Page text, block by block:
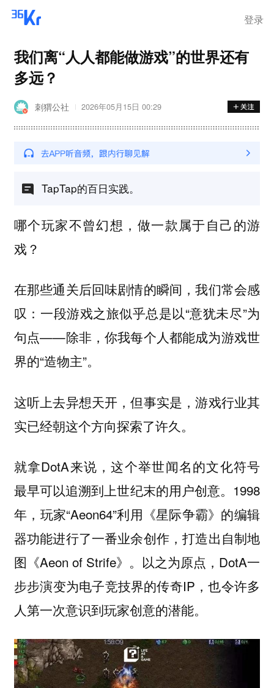
登录
我们离“人人都能做游戏”的世界还有
多远？
刺猬公社 2026年05月15日 00:29
TapTap的百日实践。
哪个玩家不曾幻想，做一款属于自己的游
戏？
在那些通关后回味剧情的瞬间，我们常会感
叹：一段游戏之旅似乎总是以“意犹未尽”为
句点——除非，你我每个人都能成为游戏世
界的“造物主”。
这听上去异想天开，但事实是，游戏行业其
实已经朝这个方向探索了许久。
就拿DotA来说，这个举世闻名的文化符号
最早可以追溯到上世纪末的用户创意。1998
年，玩家“Aeon64”利用《星际争霸》的编辑
器功能进行了一番业余创作，打造出自制地
图《Aeon of Strife》。以之为原点，DotA一
步步演变为电子竞技界的传奇IP，也令许多
人第一次意识到玩家创意的潜能。